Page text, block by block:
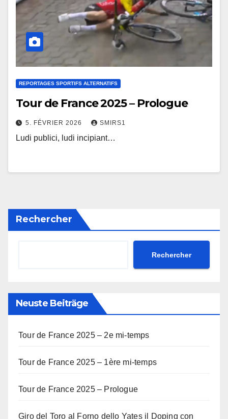
REPORTAGES SPORTIFS ALTERNATIFS
Tour de France 2025 – Prologue
5. FÉVRIER 2026 SMIRS1
Ludi publici, ludi incipiant…
Rechercher
Rechercher
Neuste Beiträge
Tour de France 2025 – 2e mi-temps
Tour de France 2025 – 1ère mi-temps
Tour de France 2025 – Prologue
Giro del Toro al Forno dello Yates il Doping con